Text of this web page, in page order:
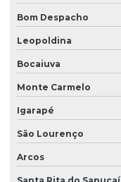
Bom Despacho
Leopoldina
Bocaiuva
Monte Carmelo
Igarapé
São Lourenço
Arcos